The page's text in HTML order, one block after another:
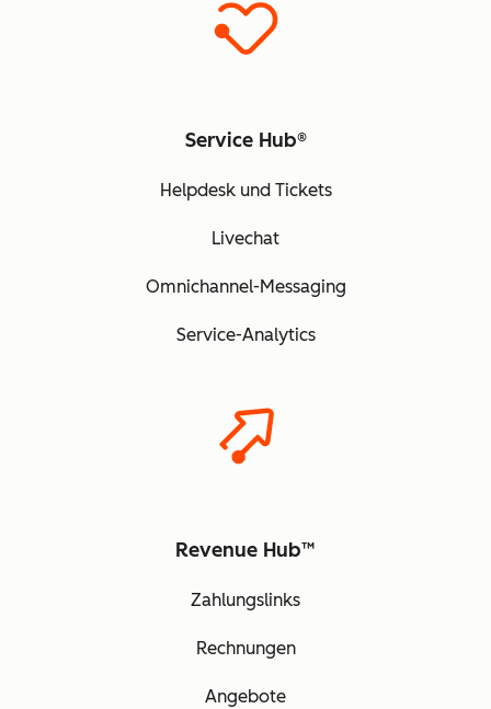
Service Hub®
Helpdesk und Tickets
Livechat
Omnichannel-Messaging
Service-Analytics
Revenue Hub™
Zahlungslinks
Rechnungen
Angebote